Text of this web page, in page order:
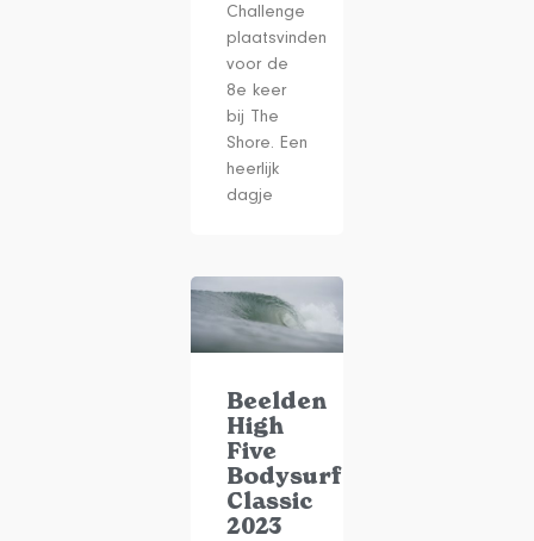
Challenge
plaatsvinden
voor de
8e keer
bij The
Shore. Een
heerlijk
dagje
Beelden
High
Five
Bodysurf
Classic
2023